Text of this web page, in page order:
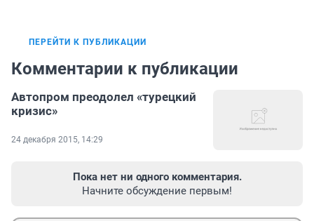
ПЕРЕЙТИ К ПУБЛИКАЦИИ
Комментарии к публикации
Автопром преодолел «турецкий
кризис»
24 декабря 2015, 14:29
Пока нет ни одного комментария.
Начните обсуждение первым!